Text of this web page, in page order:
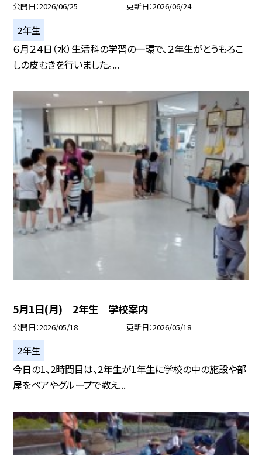
公開日 2026/06/25 更新日 2026/06/24
２年生
６月２４日（水）生活科の学習の一環で、２年生がとうもろこ
しの皮むきを行いました。...
5月1日(月) 2年生 学校案内
公開日 2026/05/18 更新日 2026/05/18
２年生
今日の1、2時間目は、2年生が1年生に学校の中の施設や部
屋をペアやグループで教え...